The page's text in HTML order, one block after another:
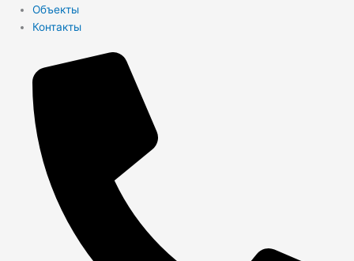
Объекты
Контакты